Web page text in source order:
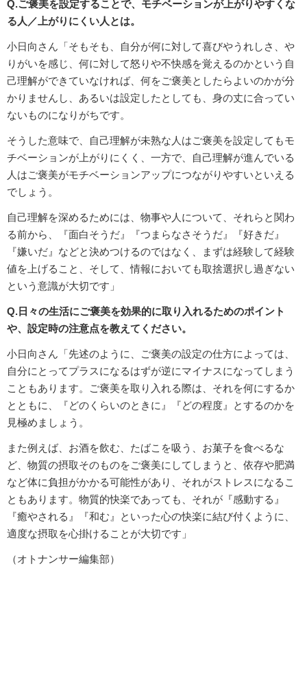
Q.ご褒美を設定することで、モチベーションが上がりやすくな
る人／上がりにくい人とは。
小日向さん「そもそも、自分が何に対して喜びやうれしさ、や
りがいを感じ、何に対して怒りや不快感を覚えるのかという自
己理解ができていなければ、何をご褒美としたらよいのかが分
かりませんし、あるいは設定したとしても、身の丈に合ってい
ないものになりがちです。
そうした意味で、自己理解が未熟な人はご褒美を設定してもモ
チベーションが上がりにくく、一方で、自己理解が進んでいる
人はご褒美がモチベーションアップにつながりやすいといえる
でしょう。
自己理解を深めるためには、物事や人について、それらと関わ
る前から、『面白そうだ』『つまらなさそうだ』『好きだ』
『嫌いだ』などと決めつけるのではなく、まずは経験して経験
値を上げること、そして、情報においても取捨選択し過ぎない
という意識が大切です」
Q.日々の生活にご褒美を効果的に取り入れるためのポイント
や、設定時の注意点を教えてください。
小日向さん「先述のように、ご褒美の設定の仕方によっては、
自分にとってプラスになるはずが逆にマイナスになってしまう
こともあります。ご褒美を取り入れる際は、それを何にするか
とともに、『どのくらいのときに』『どの程度』とするのかを
見極めましょう。
また例えば、お酒を飲む、たばこを吸う、お菓子を食べるな
ど、物質の摂取そのものをご褒美にしてしまうと、依存や肥満
など体に負担がかかる可能性があり、それがストレスになるこ
ともあります。物質的快楽であっても、それが『感動する』
『癒やされる』『和む』といった心の快楽に結び付くように、
適度な摂取を心掛けることが大切です」
（オトナンサー編集部）